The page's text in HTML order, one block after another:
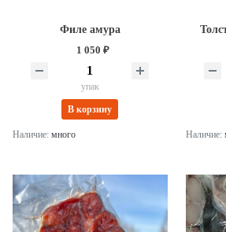
Филе амура
1 050 ₽
упак
В корзину
Наличие: много Наличие: